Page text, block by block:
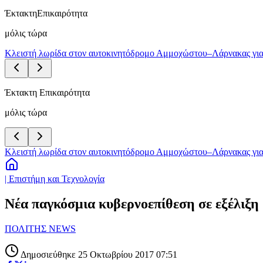
ΈκτακτηΕπικαιρότητα
μόλις τώρα
Κλειστή λωρίδα στον αυτοκινητόδρομο Αμμοχώστου–Λάρνακας
Έκτακτη Επικαιρότητα
μόλις τώρα
Κλειστή λωρίδα στον αυτοκινητόδρομο Αμμοχώστου–Λάρνακας
| Επιστήμη και Τεχνολογία
Νέα παγκόσμια κυβερνοεπίθεση σε εξέλιξη
ΠΟΛΙΤΗΣ NEWS
Δημοσιεύθηκε 25 Οκτωβρίου 2017 07:51